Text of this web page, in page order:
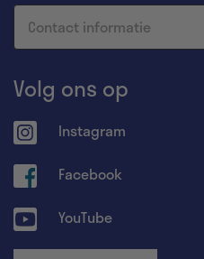
Contact informatie
Volg ons op
Instagram
Facebook
YouTube